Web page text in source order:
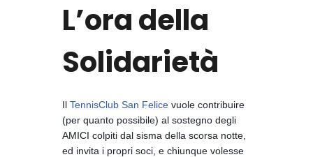
L’ora della
Solidarietà
Il TennisClub San Felice vuole contribuire
(per quanto possibile) al sostegno degli
AMICI colpiti dal sisma della scorsa notte,
ed invita i propri soci, e chiunque volesse